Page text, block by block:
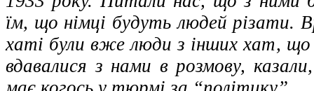
їм, що німці будуть людей різати.
хаті були вже люди з інших хат,
вдавалися з нами в розмову,